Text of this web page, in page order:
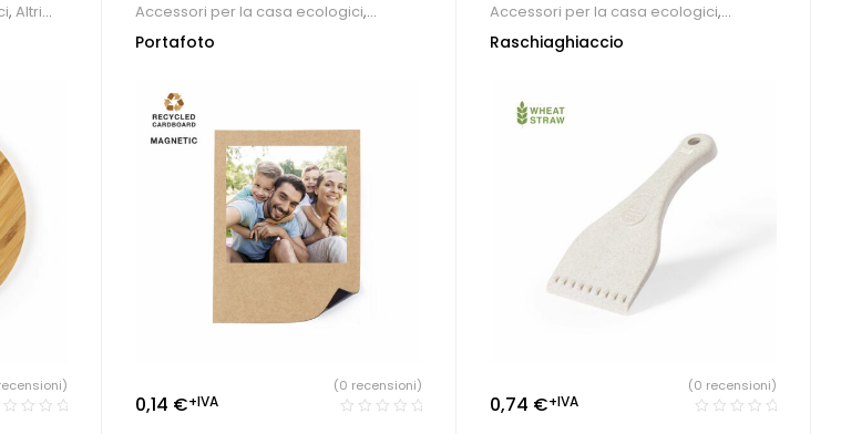
, Altri
Accessori per la casa ecologici,
Agenzia immobiliare
Portafoto
0,14 €+IVA
(0 recensioni)
Accessori per la casa ecologici,
Autotrasporti,Concessionari auto e
Raschiaghiaccio
0,74 €+IVA
(0 recensioni)